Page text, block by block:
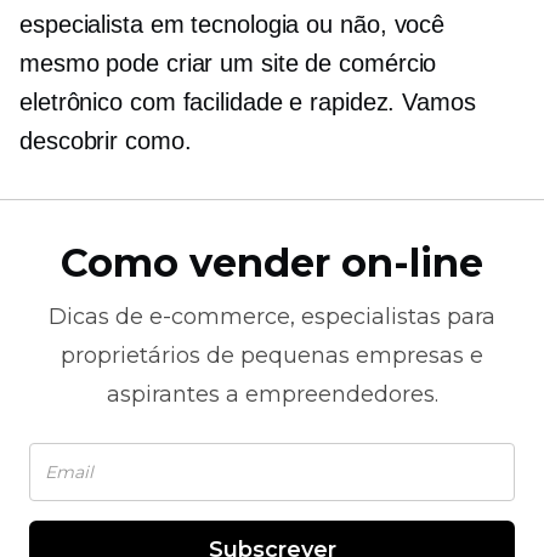
especialista em tecnologia ou não, você
mesmo pode criar um site de comércio
eletrônico com facilidade e rapidez. Vamos
descobrir como.
Como vender on-line
Dicas de e-commerce, especialistas para
proprietários de pequenas empresas e
aspirantes a empreendedores.
Subscrever